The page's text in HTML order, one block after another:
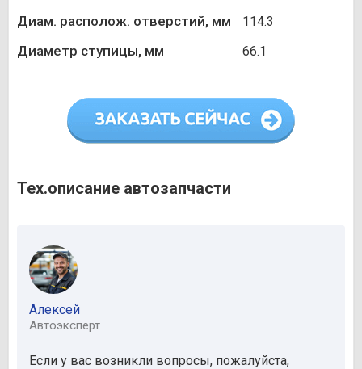
Диам. располож. отверстий, мм 114.3
Диаметр ступицы, мм 66.1
Тех.описание автозапчасти
Алексей
Автоэксперт
Если у вас возникли вопросы, пожалуйста,